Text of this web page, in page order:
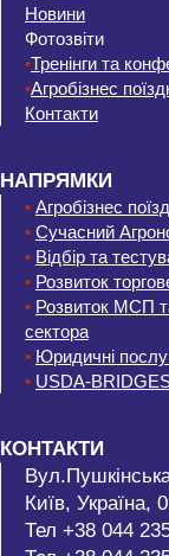
Новини
Фотозвіти
•Тренінги та
•Агробізнес
Контакти
НАПРЯМКИ
• Агробізнес
• Сучасний
• Відбір та
• Розвиток
• Розвиток МСП
сектора
• Юридичні
• USDA-BRIDGES.
КОНТАКТИ
Київ, Україна,
Тел +38 044